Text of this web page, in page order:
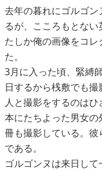
去年の暮れにゴルゴ
るが、こころもとない
たしか俺の画像をコ
た。
3月に入った頃、緊縛
日するから桟敷でも
人と撮影をするのは
本にたちよった男女
冊も撮影している。
である。
ゴルゴンヌは来日し